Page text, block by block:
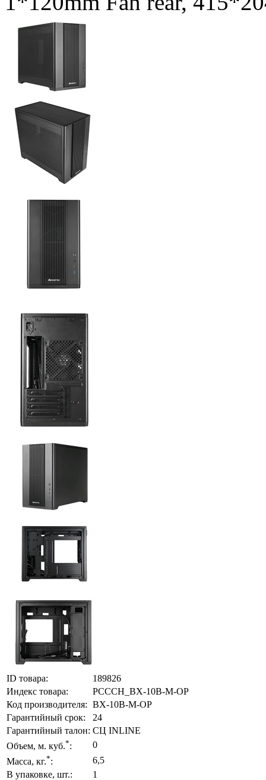
ID товара:
189826
Индекс товара:
PCCCH_BX-10B-M-OP
Код производителя: BX-10B-M-OP
Гарантийный срок:
24
Гарантийный талон: СЦ INLINE
Объем, м. куб.*:
0
Масса, кг.*:
6,5
В упаковке, шт.:
1